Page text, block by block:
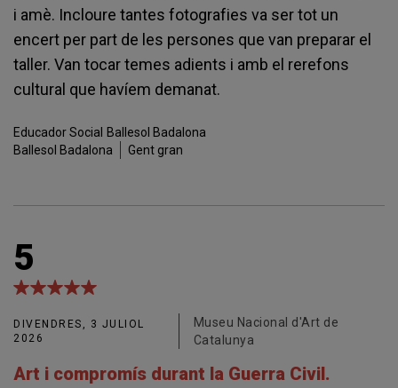
i amè. Incloure tantes fotografies va ser tot un
encert per part de les persones que van preparar el
taller. Van tocar temes adients i amb el rerefons
cultural que havíem demanat.
Educador Social
Ballesol Badalona
Ballesol Badalona
Gent gran
5
DIVENDRES, 3 JULIOL
2026
Museu Nacional d'Art de
Catalunya
Art i compromís durant la Guerra Civil.